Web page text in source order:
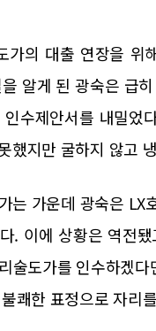
가의 대출 연장을 위
알게 된 광숙은 급
수제안서를 내밀었
했지만 굴하지 않고
는 가운데 광숙은
. 이에 상황은 역전
술도가를 인수하겠
쾌한 표정으로 자리